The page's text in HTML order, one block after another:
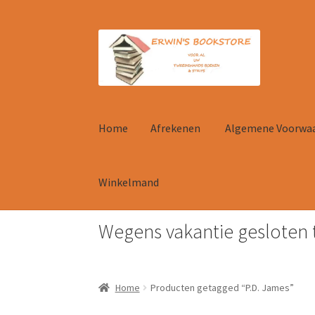
door
naar
navigatie
naar
inhoud
Home Afrekenen Algemene
Winkelmand
HomeAfrekenenAlgemene Voorwaarden
Wegens vakantie
Home Producten getagged “P.D. James”